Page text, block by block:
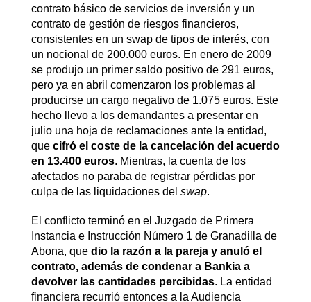
contrato básico de servicios de inversión y un
contrato de gestión de riesgos financieros,
consistentes en un swap de tipos de interés, con
un nocional de 200.000 euros. En enero de 2009
se produjo un primer saldo positivo de 291 euros,
pero ya en abril comenzaron los problemas al
producirse un cargo negativo de 1.075 euros. Este
hecho llevo a los demandantes a presentar en
julio una hoja de reclamaciones ante la entidad,
que cifró el coste de la cancelación del acuerdo
en 13.400 euros. Mientras, la cuenta de los
afectados no paraba de registrar pérdidas por
culpa de las liquidaciones del swap.
El conflicto terminó en el Juzgado de Primera
Instancia e Instrucción Número 1 de Granadilla de
Abona, que dio la razón a la pareja y anuló el
contrato, además de condenar a Bankia a
devolver las cantidades percibidas. La entidad
financiera recurrió entonces a la Audiencia